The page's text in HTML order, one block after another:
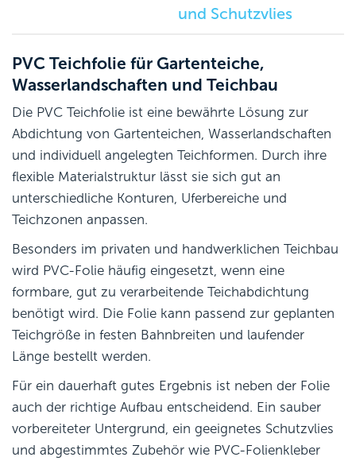
und Schutzvlies
PVC Teichfolie für Gartenteiche,
Wasserlandschaften und Teichbau
Die PVC Teichfolie ist eine bewährte Lösung zur
Abdichtung von Gartenteichen, Wasserlandschaften
und individuell angelegten Teichformen. Durch ihre
flexible Materialstruktur lässt sie sich gut an
unterschiedliche Konturen, Uferbereiche und
Teichzonen anpassen.
Besonders im privaten und handwerklichen Teichbau
wird PVC-Folie häufig eingesetzt, wenn eine
formbare, gut zu verarbeitende Teichabdichtung
benötigt wird. Die Folie kann passend zur geplanten
Teichgröße in festen Bahnbreiten und laufender
Länge bestellt werden.
Für ein dauerhaft gutes Ergebnis ist neben der Folie
auch der richtige Aufbau entscheidend. Ein sauber
vorbereiteter Untergrund, ein geeignetes Schutzvlies
und abgestimmtes Zubehör wie PVC-Folienkleber